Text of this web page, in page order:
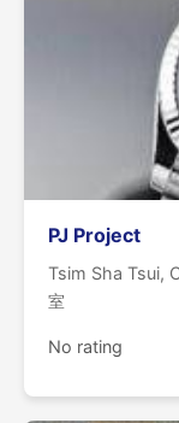
PJ Project
Tsim Sha Tsui,
室
No rating